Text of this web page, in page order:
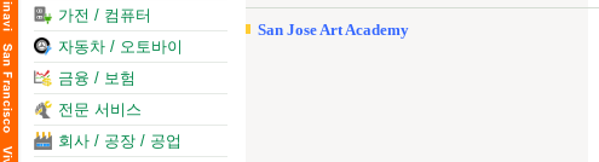
가전 / 컴퓨터
자동차 / 오토바이
금융 / 보험
전문 서비스
회사 / 공장 / 공업
San Jose Art Academy